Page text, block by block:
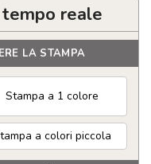
reale
LA STAMPA
Stampa a 1 colore
a colori piccola